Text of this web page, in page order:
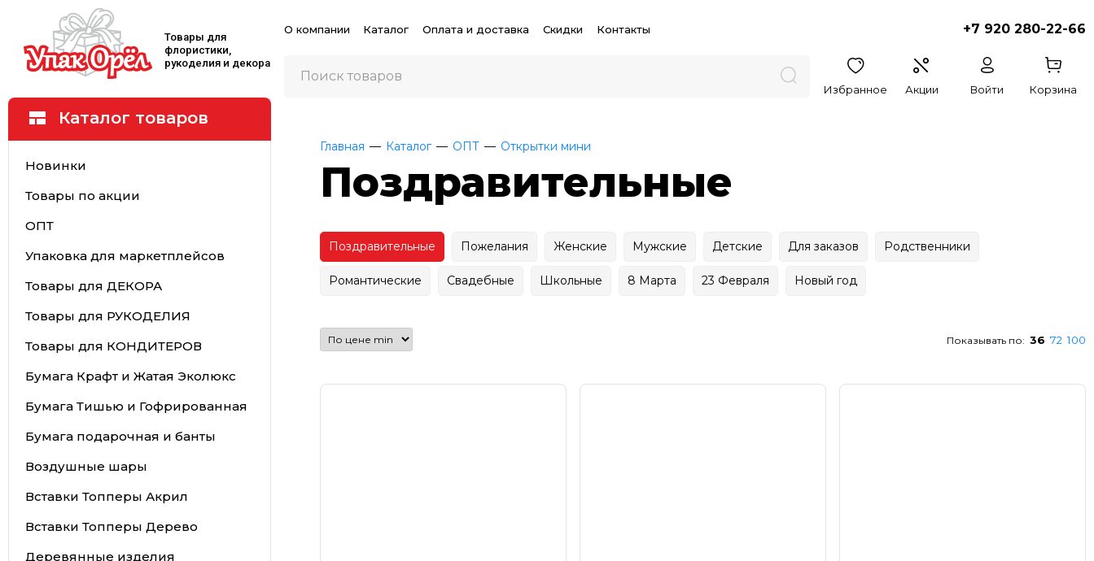
Товары для
флористики,
рукоделия и декора
О компании Каталог Оплата и доставка Скидки Контакты +7 920 280-22-66
Избранное Акции Войти Корзина
Главная Каталог ОПТ Открытки мини
Поздравительные
Поздравительные Пожелания Женские Мужские Детские Для заказов Родственники
Романтические Свадебные Школьные 8 Марта 23 Февраля Новый год
Показывать по: 36 72 100
Каталог товаров
Новинки
Товары по акции
ОПТ
Упаковка для маркетплейсов
Товары для ДЕКОРА
Товары для РУКОДЕЛИЯ
Товары для КОНДИТЕРОВ
Бумага Крафт и Жатая Эколюкс
Бумага Тишью и Гофрированная
Бумага подарочная и банты
Воздушные шары
Вставки Топперы Акрил
Вставки Топперы Дерево
Деревянные изделия